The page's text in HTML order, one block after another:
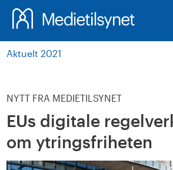
Aktuelt 2021
NYTT FRA MEDIETILSYNET
EUs digitale
om ytringsfriheten